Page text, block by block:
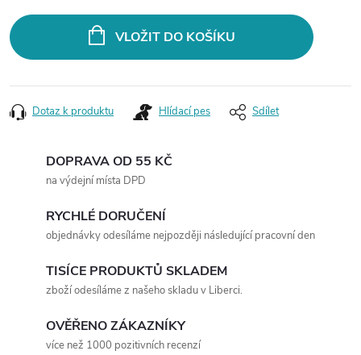
VLOŽIT DO KOŠÍKU
Dotaz k produktu Hlídací pes Sdílet
DOPRAVA OD 55 KČ
na výdejní místa DPD
RYCHLÉ DORUČENÍ
objednávky odesíláme nejpozději následující pracovní den
TISÍCE PRODUKTŮ SKLADEM
zboží odesíláme z našeho skladu v Liberci.
OVĚŘENO ZÁKAZNÍKY
více než 1000 pozitivních recenzí